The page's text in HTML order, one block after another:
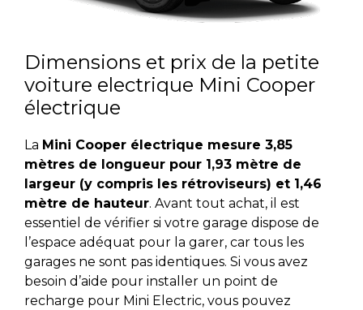
Dimensions et prix de la petite
voiture electrique Mini Cooper
électrique
La Mini Cooper électrique mesure 3,85
mètres de longueur pour 1,93 mètre de
largeur (y compris les rétroviseurs) et 1,46
mètre de hauteur. Avant tout achat, il est
essentiel de vérifier si votre garage dispose de
l’espace adéquat pour la garer, car tous les
garages ne sont pas identiques. Si vous avez
besoin d’aide pour installer un point de
recharge pour Mini Electric, vous pouvez